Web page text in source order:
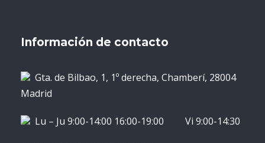
Información de contacto
Gta. de Bilbao, 1, 1º derecha, Chamberí, 28004
Madrid
Lu – Ju 9:00-14:00 16:00-19:00 Vi 9:00-14:30